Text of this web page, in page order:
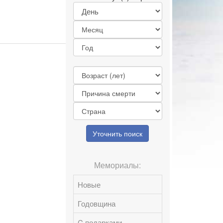
Уточнить поиск
Мемориалы:
Новые
Годовщина